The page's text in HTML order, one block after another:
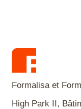
Formalisa et
High Park II,